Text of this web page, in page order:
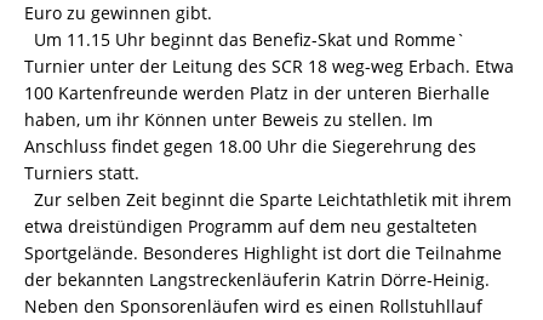
Euro zu gewinnen gibt.
Um 11.15 Uhr beginnt das Benefiz-Skat und Romme`
Turnier unter der Leitung des SCR 18 weg-weg Erbach. Etwa
100 Kartenfreunde werden Platz in der unteren Bierhalle
haben, um ihr Können unter Beweis zu stellen. Im
Anschluss findet gegen 18.00 Uhr die Siegerehrung des
Turniers statt.
Zur selben Zeit beginnt die Sparte Leichtathletik mit ihrem
etwa dreistündigen Programm auf dem neu gestalteten
Sportgelände. Besonderes Highlight ist dort die Teilnahme
der bekannten Langstreckenläuferin Katrin Dörre-Heinig.
Neben den Sponsorenläufen wird es einen Rollstuhllauf